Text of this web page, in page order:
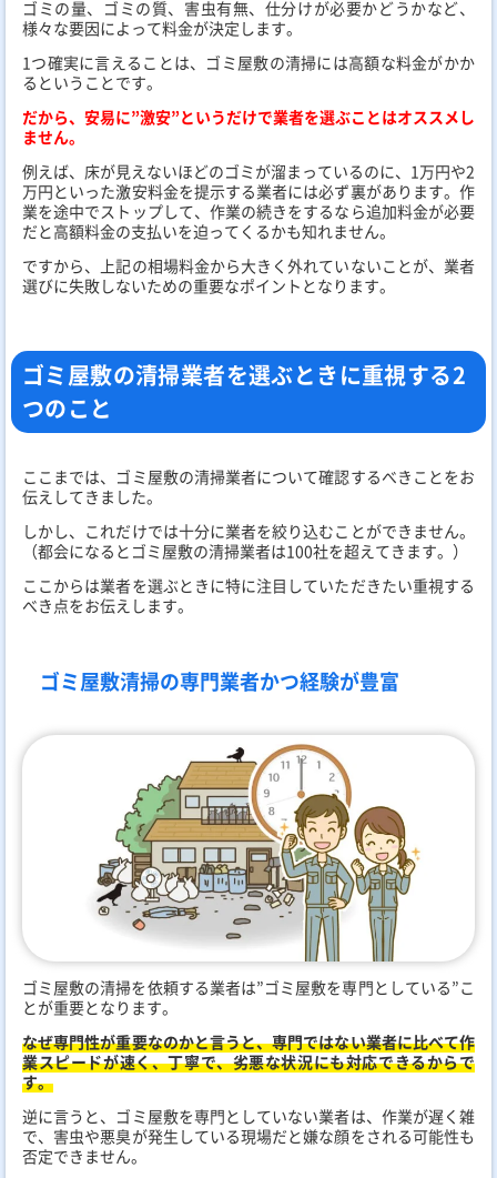
ゴミの量、ゴミの質、害虫有無、仕分けが必要かどうかなど、
様々な要因によって料金が決定します。
1つ確実に言えることは、ゴミ屋敷の清掃には高額な料金がかか
るということです。
だから、安易に”激安”というだけで業者を選ぶことはオススメし
ません。
例えば、床が見えないほどのゴミが溜まっているのに、1万円や2
万円といった激安料金を提示する業者には必ず裏があります。作
業を途中でストップして、作業の続きをするなら追加料金が必要
だと高額料金の支払いを迫ってくるかも知れません。
ですから、上記の相場料金から大きく外れていないことが、業者
選びに失敗しないための重要なポイントとなります。
ゴミ屋敷の清掃業者を選ぶときに重視する2
つのこと
ここまでは、ゴミ屋敷の清掃業者について確認するべきことをお
伝えしてきました。
しかし、これだけでは十分に業者を絞り込むことができません。
（都会になるとゴミ屋敷の清掃業者は100社を超えてきます。）
ここからは業者を選ぶときに特に注目していただきたい重視する
べき点をお伝えします。
ゴミ屋敷清掃の専門業者かつ経験が豊富
ゴミ屋敷の清掃を依頼する業者は”ゴミ屋敷を専門としている”こ
とが重要となります。
なぜ専門性が重要なのかと言うと、専門ではない業者に比べて作
業スピードが速く、丁寧で、劣悪な状況にも対応できるからで
す。
逆に言うと、ゴミ屋敷を専門としていない業者は、作業が遅く雑
で、害虫や悪臭が発生している現場だと嫌な顔をされる可能性も
否定できません。